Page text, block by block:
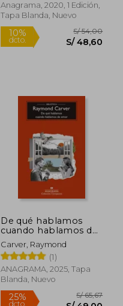
55%
dcto. S/
Anagrama, 2020, 1 Edición,
Tapa Blanda, Nuevo
De qué hablamos
cuando hablamos de
amor
Carver, Raymond
(1)
ANAGRAMA, 2025, Tapa
Blanda, Nuevo